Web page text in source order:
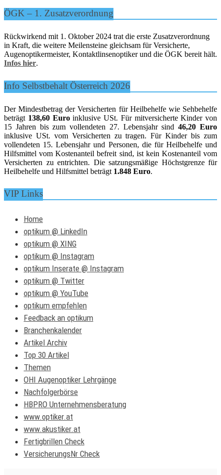
ÖGK – 1. Zusatzverordnung
Rückwirkend mit 1. Oktober 2024 trat die erste Zusatzverordnung
in Kraft, die weitere Meilensteine gleichsam für Versicherte,
Augenoptikermeister, Kontaktlinsenoptiker und die ÖGK bereit hält.
Infos hier.
Info Selbstbehalt Österreich 2026
Der Mindestbetrag der Versicherten für Heilbehelfe wie Sehbehelfe
beträgt 138,60 Euroinklusive USt. Für mitversicherte Kinder von
15 Jahren bis zum vollendeten 27. Lebensjahr sind46,20 Euro
inklusive USt. vom Versicherten zu tragen. Für Kinder bis zum
vollendeten 15. Lebensjahr und Personen, die für Heilbehelfe und
Hilfsmittel vom Kostenanteil befreit sind, ist kein Kostenanteil vom
Versicherten zu entrichten. Die satzungsmäßige Höchstgrenze für
Heilbehelfe und Hilfsmittel beträgt 1.848 Euro.
VIP Links
Home
optikum @ LinkedIn
optikum @ XING
optikum @ Instagram
optikum Inserate @ Instagram
optikum @ Twitter
optikum @ YouTube
optikum empfehlen
Feedback an optikum
Branchenkalender
Artikel Archiv
Top 30 Artikel
Themen
OHI Augenoptiker Lehrgänge
Nachfolgerbörse
HBPRO Unternehmensberatung
www.optiker.at
www.akustiker.at
Fertigbrillen Check
VersicherungsNr Check